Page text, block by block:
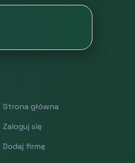
Strona główna
Zaloguj się
Dodaj firmę